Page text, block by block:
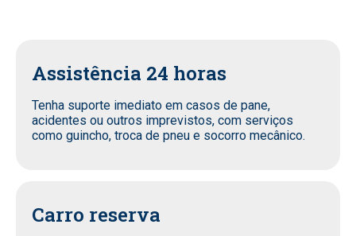
Assistência 24 horas
Tenha suporte imediato em casos de pane,
acidentes ou outros imprevistos, com serviços
como guincho, troca de pneu e socorro mecânico.
Carro reserva